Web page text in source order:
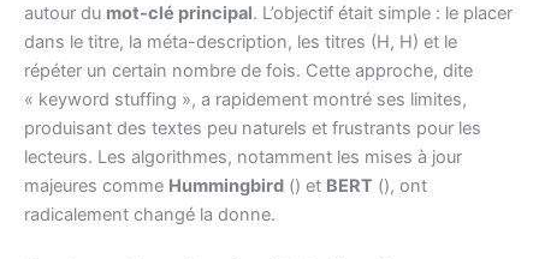
autour du mot-clé principal. L’objectif était simple : le placer
dans le titre, la méta-description, les titres (H, H) et le
répéter un certain nombre de fois. Cette approche, dite
« keyword stuffing », a rapidement montré ses limites,
produisant des textes peu naturels et frustrants pour les
lecteurs. Les algorithmes, notamment les mises à jour
majeures comme Hummingbird () et BERT (), ont
radicalement changé la donne.